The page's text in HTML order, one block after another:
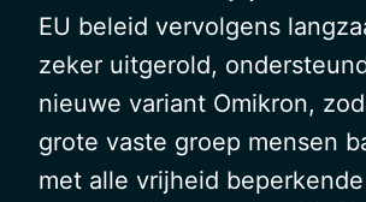
EU beleid vervolgens
zeker uitgerold,
nieuwe variant Omikron,
grote vaste groep mensen
met alle vrijheid beperkende